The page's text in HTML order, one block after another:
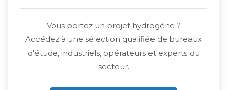
Vous portez un projet hydrogène ?
Accédez à une sélection qualifiée de bureaux
d'étude, industriels, opérateurs et experts du
secteur.